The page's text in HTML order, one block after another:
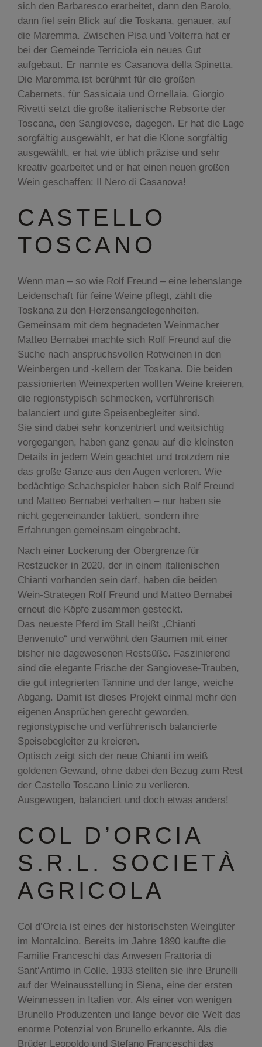
sich den Barbaresco erarbeitet, dann den Barolo,
dann fiel sein Blick auf die Toskana, genauer, auf
die Maremma. Zwischen Pisa und Volterra hat er
bei der Gemeinde Terriciola ein neues Gut
aufgebaut. Er nannte es Casanova della Spinetta.
Die Maremma ist berühmt für die großen
Cabernets, für Sassicaia und Ornellaia. Giorgio
Rivetti setzt die große italienische Rebsorte der
Toscana, den Sangiovese, dagegen. Er hat die Lage
sorgfältig ausgewählt, er hat die Klone sorgfältig
ausgewählt, er hat wie üblich präzise und sehr
kreativ gearbeitet und er hat einen neuen großen
Wein geschaffen: Il Nero di Casanova!
CASTELLO
TOSCANO
Wenn man – so wie Rolf Freund – eine lebenslange
Leidenschaft für feine Weine pflegt, zählt die
Toskana zu den Herzensangelegenheiten.
Gemeinsam mit dem begnadeten Weinmacher
Matteo Bernabei machte sich Rolf Freund auf die
Suche nach anspruchsvollen Rotweinen in den
Weinbergen und -kellern der Toskana. Die beiden
passionierten Weinexperten wollten Weine kreieren,
die regionstypisch schmecken, verführerisch
balanciert und gute Speisenbegleiter sind.
Sie sind dabei sehr konzentriert und weitsichtig
vorgegangen, haben ganz genau auf die kleinsten
Details in jedem Wein geachtet und trotzdem nie
das große Ganze aus den Augen verloren. Wie
bedächtige Schachspieler haben sich Rolf Freund
und Matteo Bernabei verhalten – nur haben sie
nicht gegeneinander taktiert, sondern ihre
Erfahrungen gemeinsam eingebracht.
Nach einer Lockerung der Obergrenze für
Restzucker in 2020, der in einem italienischen
Chianti vorhanden sein darf, haben die beiden
Wein-Strategen Rolf Freund und Matteo Bernabei
erneut die Köpfe zusammen gesteckt.
Das neueste Pferd im Stall heißt „Chianti
Benvenuto“ und verwöhnt den Gaumen mit einer
bisher nie dagewesenen Restsüße. Faszinierend
sind die elegante Frische der Sangiovese-Trauben,
die gut integrierten Tannine und der lange, weiche
Abgang. Damit ist dieses Projekt einmal mehr den
eigenen Ansprüchen gerecht geworden,
regionstypische und verführerisch balancierte
Speisebegleiter zu kreieren.
Optisch zeigt sich der neue Chianti im weiß
goldenen Gewand, ohne dabei den Bezug zum Rest
der Castello Toscano Linie zu verlieren.
Ausgewogen, balanciert und doch etwas anders!
COL D’ORCIA
S.R.L. SOCIETÀ
AGRICOLA
Col d’Orcia ist eines der historischsten Weingüter
im Montalcino. Bereits im Jahre 1890 kaufte die
Familie Franceschi das Anwesen Frattoria di
Sant‘Antimo in Colle. 1933 stellten sie ihre Brunelli
auf der Weinausstellung in Siena, eine der ersten
Weinmessen in Italien vor. Als einer von wenigen
Brunello Produzenten und lange bevor die Welt das
enorme Potenzial von Brunello erkannte. Als die
Brüder Leopoldo und Stefano Franceschi das